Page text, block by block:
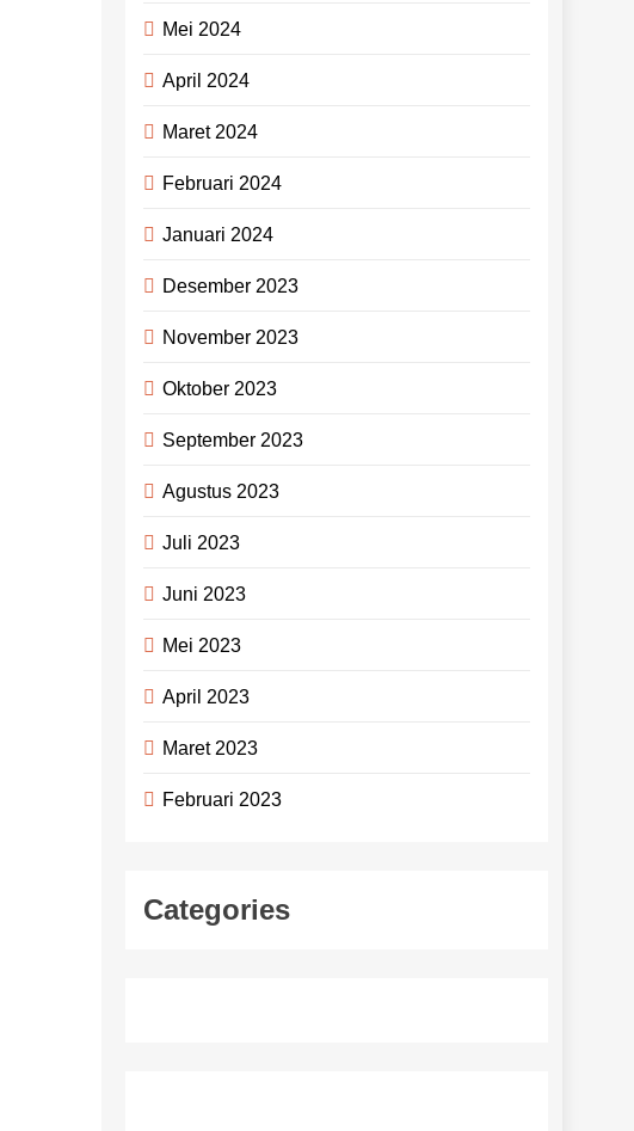
Mei 2024
April 2024
Maret 2024
Februari 2024
Januari 2024
Desember 2023
November 2023
Oktober 2023
September 2023
Agustus 2023
Juli 2023
Juni 2023
Mei 2023
April 2023
Maret 2023
Februari 2023
Categories